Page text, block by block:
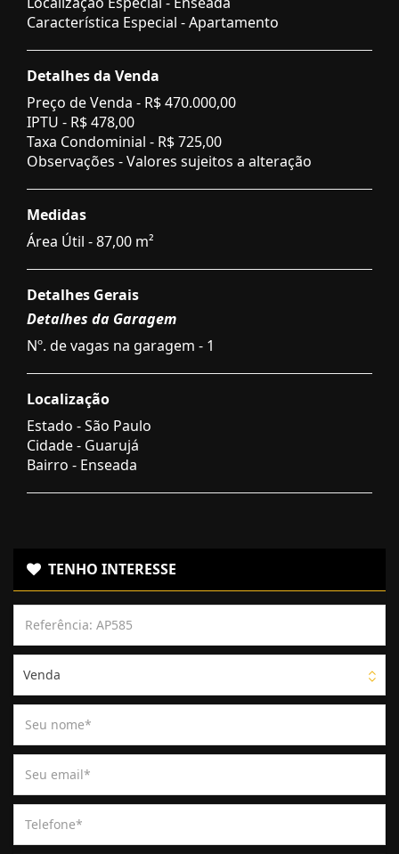
Característica Especial - Apartamento
Detalhes da Venda
Preço de Venda - R$ 470.000,00
IPTU - R$ 478,00
Taxa Condominial - R$ 725,00
Observações - Valores sujeitos a alteração
Medidas
Área Útil - 87,00 m²
Detalhes Gerais
Detalhes da Garagem
Nº. de vagas na garagem - 1
Localização
Estado -São Paulo
Cidade - Guarujá
Bairro - Enseada
TENHO INTERESSE
Venda